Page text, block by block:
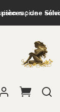
pièces : une